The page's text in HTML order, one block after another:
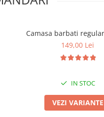
Camasa barbati
149,00 Lei
IN STOC
VEZI VARIANTE